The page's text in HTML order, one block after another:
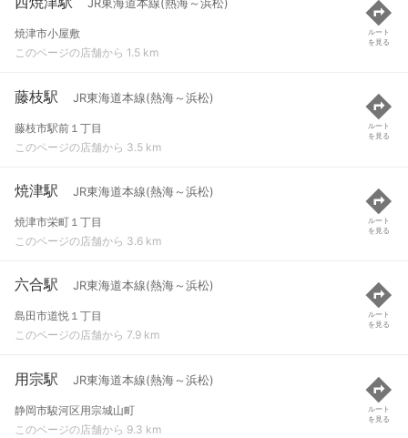
JR東海道本線(熱海～浜松)
焼津市小屋敷
このページの店舗から 1.5 km
ルート
を見る
藤枝駅 JR東海道本線(熱海～浜松)
藤枝市駅前１丁目
このページの店舗から 3.5 km
ルート
を見る
焼津駅 JR東海道本線(熱海～浜松)
焼津市栄町１丁目
このページの店舗から 3.6 km
ルート
を見る
六合駅 JR東海道本線(熱海～浜松)
島田市道悦１丁目
このページの店舗から 7.9 km
ルート
を見る
用宗駅 JR東海道本線(熱海～浜松)
静岡市駿河区用宗城山町
このページの店舗から 9.3 km
ルート
を見る